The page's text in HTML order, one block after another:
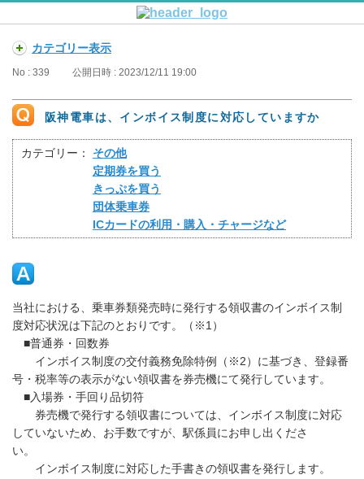
カテゴリー表示
No : 339 公開日時 : 2023/12/11 19:00
阪神電車は、インボイス制度に対応していますか
カテゴリー：
その他
定期券を買う
きっぷを買う
団体乗車券
ICカードの利用・購入・チャージなど
当社における、乗車券類発売時に発行する領収書のインボイス制
度対応状況は下記のとおりです。（※1）
■普通券・回数券
インボイス制度の交付義務免除特例（※2）に基づき、登録番
号・税率等の表示がない領収書を券売機にて発行しています。
■入場券・手回り品切符
券売機で発行する領収書については、インボイス制度に対応
していないため、お手数ですが、駅係員にお申し出くださ
い。
インボイス制度に対応した手書きの領収書を発行します。